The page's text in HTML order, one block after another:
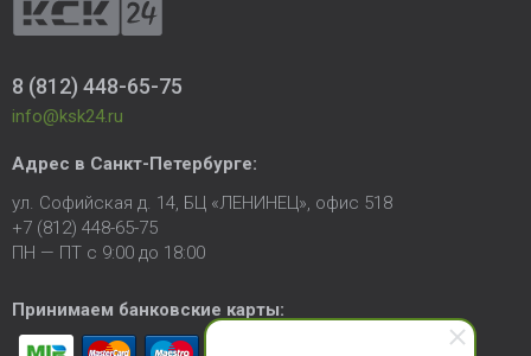
8 (812) 448-65-75
info@ksk24.ru
Адрес в Санкт-Петербурге:
ул. Софийская д. 14, БЦ «ЛЕНИНЕЦ», офис 518
+7 (812) 448-65-75
ПН — ПТ с 9:00 до 18:00
Принимаем банковские карты: